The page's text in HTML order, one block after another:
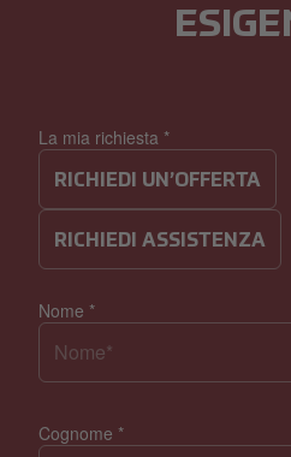
La mia richiesta *
RICHIEDI UN’OFFERTA
RICHIEDI ASSISTENZA
Nome *
Cognome *